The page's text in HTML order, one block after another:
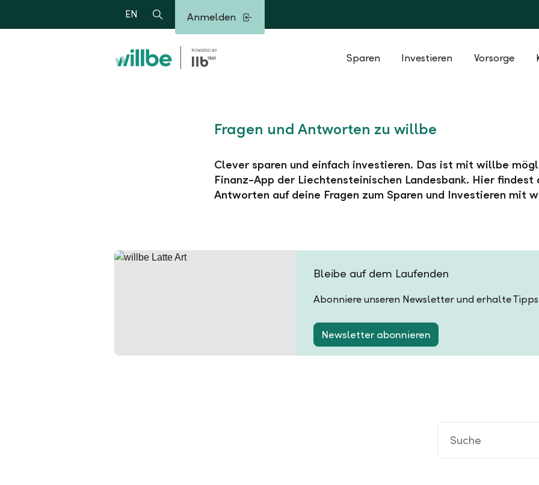
EN Suche Anmelden
Sparen Investieren Vorsorge
Fragen und Antworten zu willbe
Clever sparen und einfach investieren. Das ist mit willbe
Finanz-App der Liechtensteinischen Landesbank. Hier findest
Antworten auf deine Fragen zum Sparen und Investieren mit
Bleibe auf dem Laufenden
Abonniere unseren Newsletter und erhalte
Newsletter abonnieren